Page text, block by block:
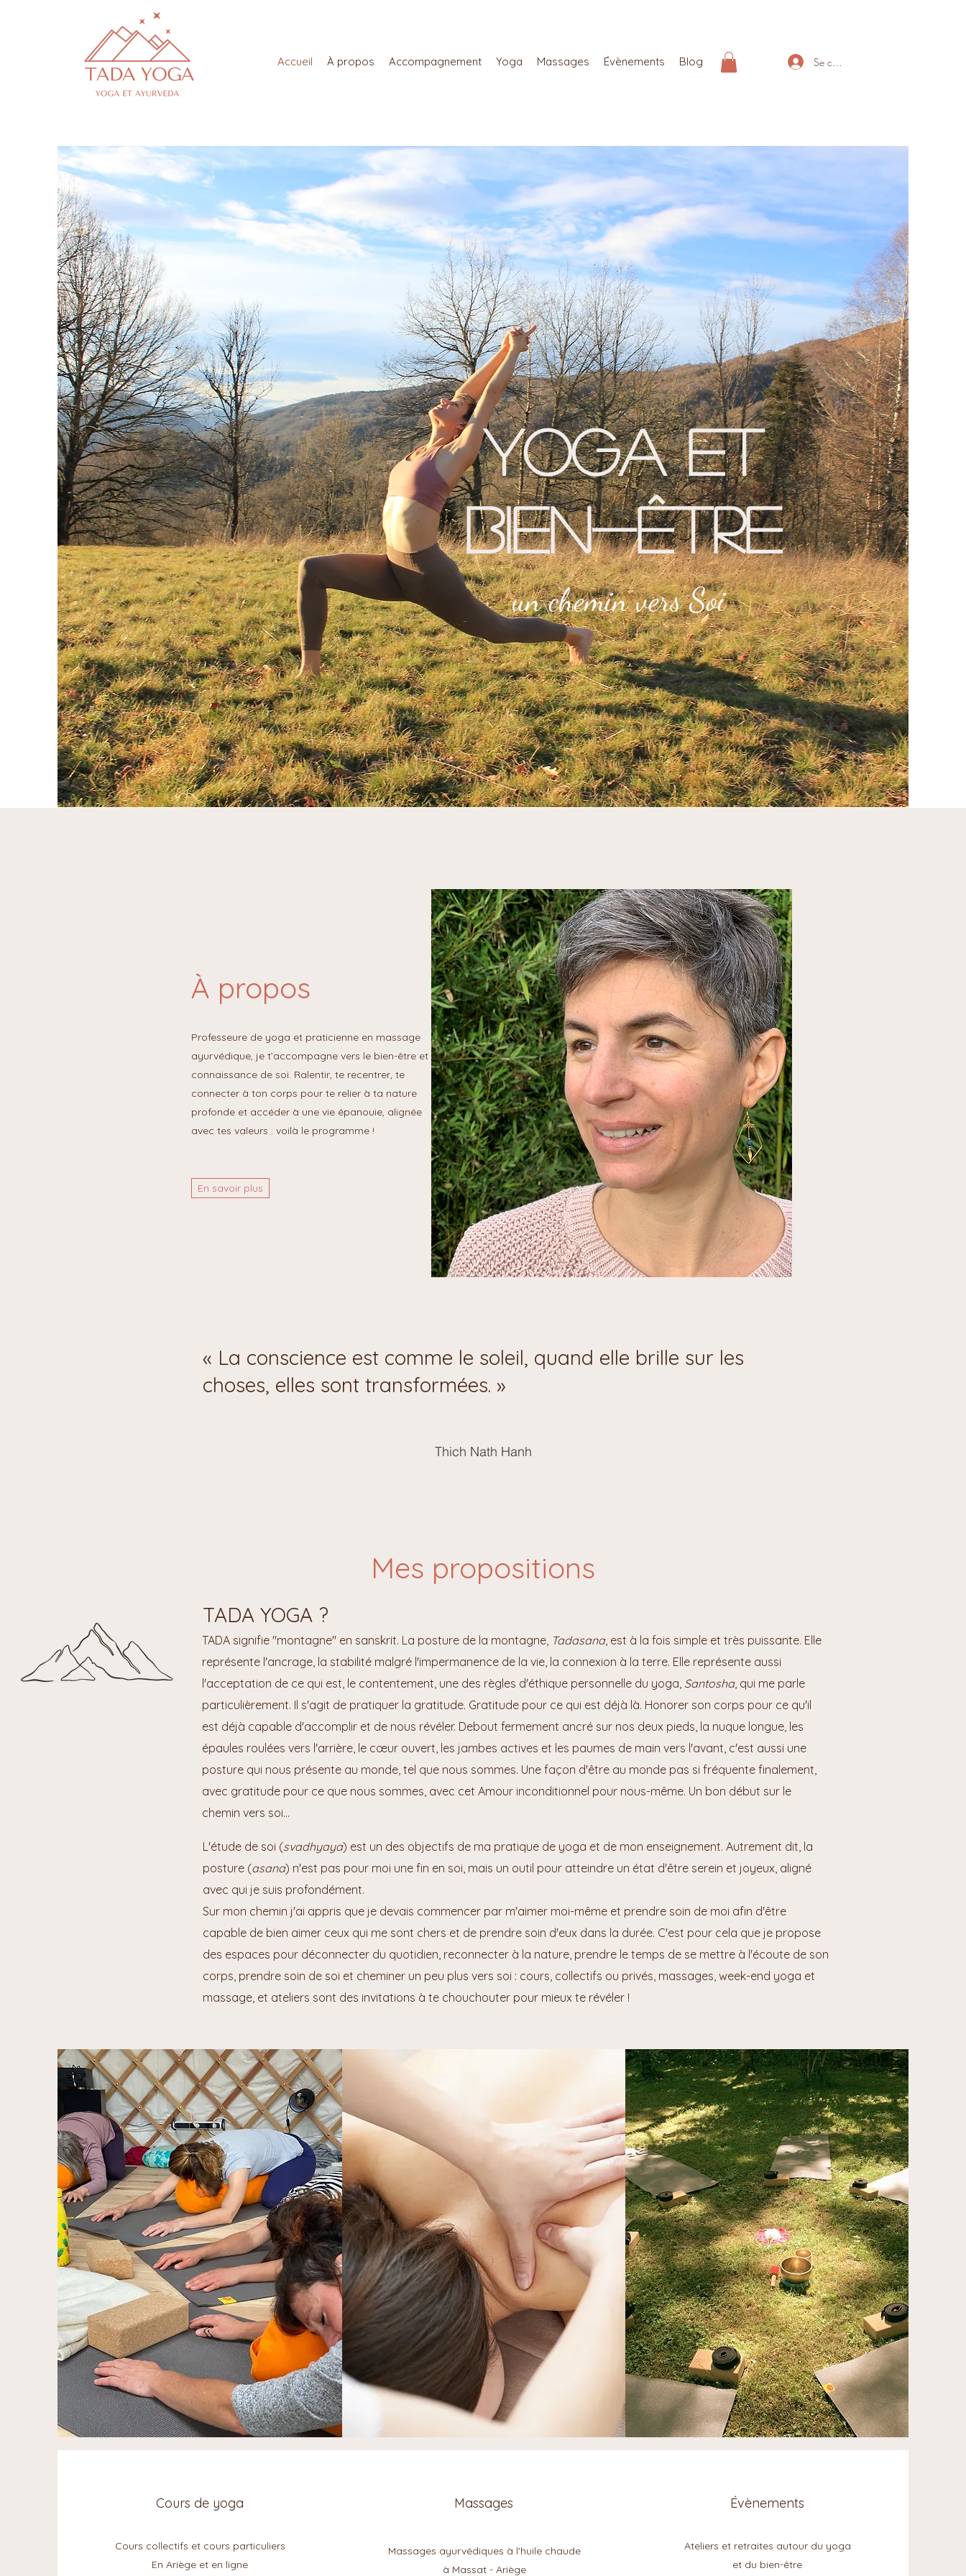
Accueil À propos Accompagnement Yoga Massages Évènements Blog Se connecter
Yoga et
bien-être
un chemin vers Soi
À propos
Professeure de yoga et praticienne en massage
ayurvédique, je t’accompagne vers le bien-être et la
connaissance de soi. Ralentir, te recentrer, te
connecter à ton corps pour te relier à ta nature
profonde et accéder à une vie épanouie, alignée
avec tes valeurs : voilà le programme !
En savoir plus
« La conscience est comme le soleil, quand elle brille sur les
choses, elles sont transformées. »
Thich Nath Hanh
Mes propositions
TADA signifie "montagne" en sanskrit. La posture de la montagne, Tadasana, est à la fois simple et très puissante. Elle
représente l'ancrage, la stabilité malgré l'impermanence de la vie, la connexion à la terre. Elle représente aussi
l'acceptation de ce qui est, le contentement, une des règles d'éthique personnelle du yoga, Santosha, qui me parle
particulièrement. Il s'agit de pratiquer la gratitude. Gratitude pour ce qui est déjà là. Honorer son corps pour ce qu'il
est déjà capable d'accomplir et de nous révéler. Debout fermement ancré sur nos deux pieds, la nuque longue, les
épaules roulées vers l'arrière, le cœur ouvert, les jambes actives et les paumes de main vers l'avant, c'est aussi une
posture qui nous présente au monde, tel que nous sommes. Une façon d'être au monde pas si fréquente finalement,
avec gratitude pour ce que nous sommes, avec cet Amour inconditionnel pour nous-même. Un bon début sur le
chemin vers soi...
L'étude de soi (svadhyaya) est un des objectifs de ma pratique de yoga et de mon enseignement. Autrement dit, la
posture (asana) n'est pas pour moi une fin en soi, mais un outil pour atteindre un état d'être serein et joyeux, aligné
avec qui je suis profondément.
Sur mon chemin j'ai appris que je devais commencer par m'aimer moi-même et prendre soin de moi afin d'être
capable de bien aimer ceux qui me sont chers et de prendre soin d'eux dans la durée. C'est pour cela que je propose
des espaces pour déconnecter du quotidien, reconnecter à la nature, prendre le temps de se mettre à l'écoute de son
corps, prendre soin de soi et cheminer un peu plus vers soi : cours, collectifs ou privés, massages, week-end yoga et
massage, et ateliers sont des invitations à te chouchouter pour mieux te révéler !
Cours de yoga
Cours collectifs et cours particuliers
En Ariège et en ligne
Massages
Massages ayurvédiques à l'huile chaude
à Massat - Ariège
Évènements
Ateliers et retraites autour du yoga
et du bien-être
TADA YOGA ?